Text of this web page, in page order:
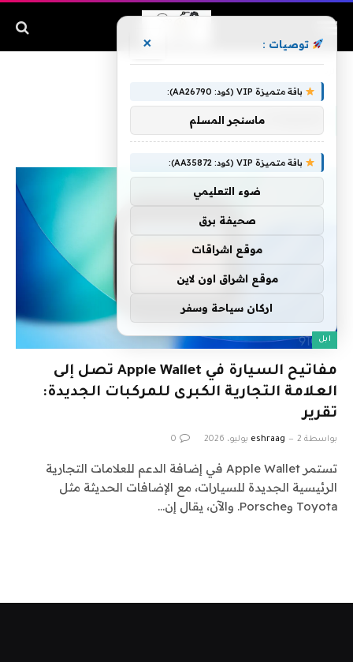
للمركبات
ابل
مفاتيح السيارة في Apple Wallet تصل إلى
العلامة التجارية الكبرى للمركبات الجديدة:
تقرير
بواسطة eshraag 2 يوليو، 2026 0
تستمر Apple Wallet في إضافة الدعم للعلامات التجارية
الرئيسية الجديدة للسيارات، مع الإضافات الحديثة مثل
Toyota وPorsche. والآن، يقال إن…
توصيات : ×
باقة متميزة VIP (كود: AA26790):
ماسنجر المسلم
باقة متميزة VIP (كود: AA35872):
ضوء التعليمي
صحيفة برق
موقع اشراقات
موقع اشراق اون لاين
اركان سياحة وسفر